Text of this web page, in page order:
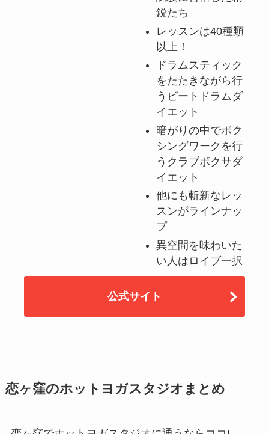
鋭たち
レッスンは40種類
以上！
ドラムスティック
をたたきながら行
うビートドラムダ
イエット
暗がりの中でボク
シングワークを行
うクラブボクサダ
イエット
他にも斬新なレッ
スンがラインナッ
プ
異空間を味わいた
い人はロイブ一択
公式サイト
恋ヶ窪のホットヨガスタジオまとめ